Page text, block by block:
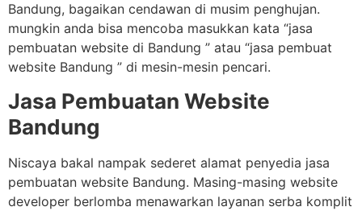
Bandung, bagaikan cendawan di musim penghujan.
mungkin anda bisa mencoba masukkan kata “jasa
pembuatan website di Bandung ” atau “jasa pembuat
website Bandung ” di mesin-mesin pencari.
Jasa Pembuatan Website
Bandung
Niscaya bakal nampak sederet alamat penyedia jasa
pembuatan website Bandung. Masing-masing website
developer berlomba menawarkan layanan serba komplit